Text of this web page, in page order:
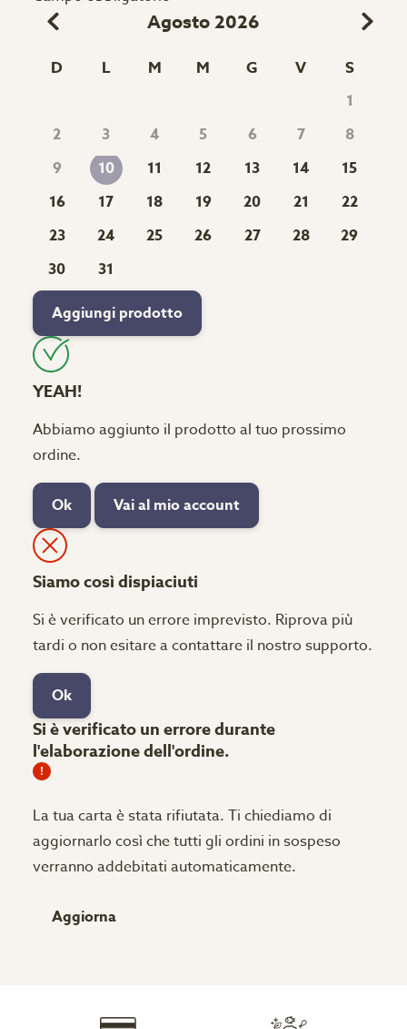
Agosto 2026
D L M M G V S
1
2
3 4 5 6 7
8
9
10 11 12 13 14
15
16
17 18 19 20 21
22
23
24 25 26 27 28
29
30
31
Aggiungi prodotto
YEAH!
Abbiamo aggiunto il prodotto al tuo prossimo
ordine.
Ok Vai al mio account
Siamo così dispiaciuti
Si è verificato un errore imprevisto. Riprova più
tardi o non esitare a contattare il nostro supporto.
Ok
Si è verificato un errore durante
l'elaborazione dell'ordine.
La tua carta è stata rifiutata. Ti chiediamo di
aggiornarlo così che tutti gli ordini in sospeso
verranno addebitati automaticamente.
Aggiorna